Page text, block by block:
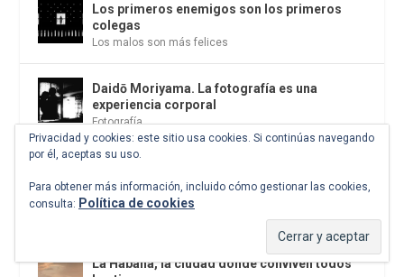
Los primeros enemigos son los primeros
colegas
Los malos son más felices
Daidō Moriyama. La fotografía es una
experiencia corporal
Fotografía
sobre la cultura del exceso en el club
Matador de Madrid
La Habana, la ciudad donde conviven todos
Privacidad y cookies: este sitio usa cookies. Si continúas navegando
por él, aceptas su uso.
Para obtener más información, incluido cómo gestionar las cookies,
consulta: Política de cookies